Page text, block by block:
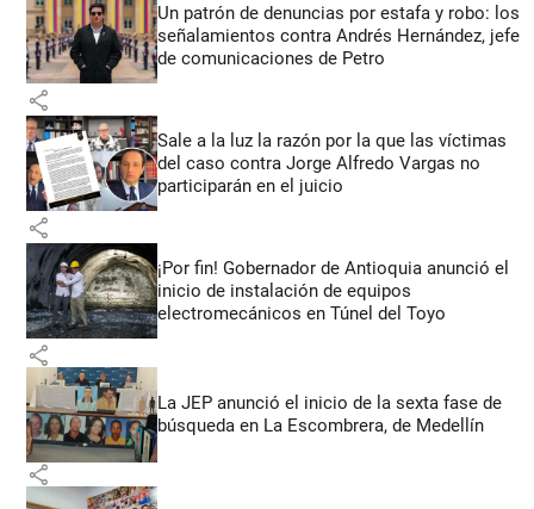
Un patrón de denuncias por estafa y robo: los
señalamientos contra Andrés Hernández, jefe
de comunicaciones de Petro
share
Sale a la luz la razón por la que las víctimas
del caso contra Jorge Alfredo Vargas no
participarán en el juicio
share
¡Por fin! Gobernador de Antioquia anunció el
inicio de instalación de equipos
electromecánicos en Túnel del Toyo
share
La JEP anunció el inicio de la sexta fase de
búsqueda en La Escombrera, de Medellín
share